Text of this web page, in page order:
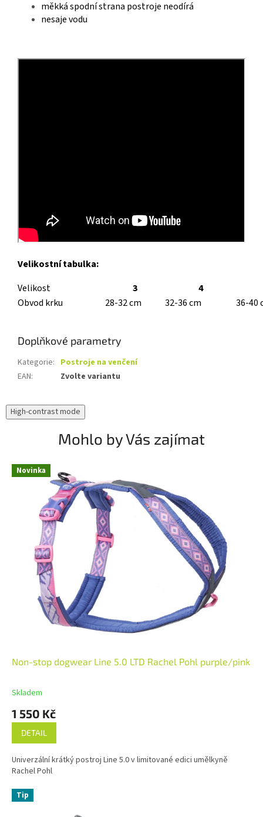
měkká spodní strana postroje neodírá
nesaje vodu
Velikostní tabulka:
Velikost
3
4
Obvod krku
28-32 cm 32-36 cm 36-40
Doplňkové parametry
Kategorie: Postroje na venčení
EAN: Zvolte variantu
High-contrast mode
Mohlo by Vás zajímat
Novinka
Non-stop dogwear Line 5.0 LTD Rachel Pohl purple/pink
Skladem
1 550 Kč
DETAIL
Univerzální krátký postroj Line 5.0 v limitované edici umělkyně
Rachel Pohl
Tip